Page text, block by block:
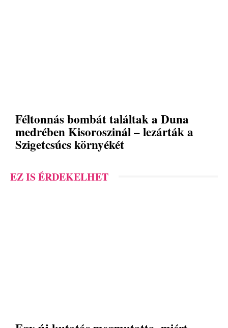
Féltonnás bombát találtak a Duna
medrében Kisoroszinál – lezárták a
Szigetcsúcs környékét
EZ IS ÉRDEKELHET